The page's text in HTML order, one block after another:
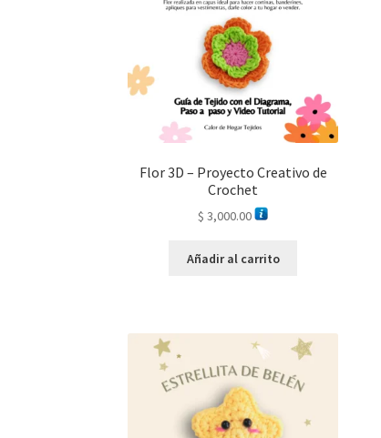
Flor 3D – Proyecto Creativo de
Crochet
$ 3,000.00
Añadir al carrito